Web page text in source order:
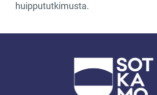
huippututkimusta.